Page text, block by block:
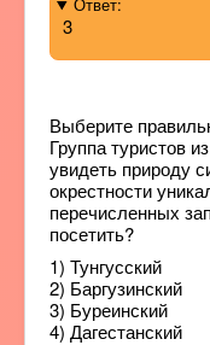
3
Выберите
Группа туристов
увидеть природу
окрестности
перечисленных
посетить?
1) Тунгусский
2) Баргузинский
3) Буреинский
4) Дагестанский